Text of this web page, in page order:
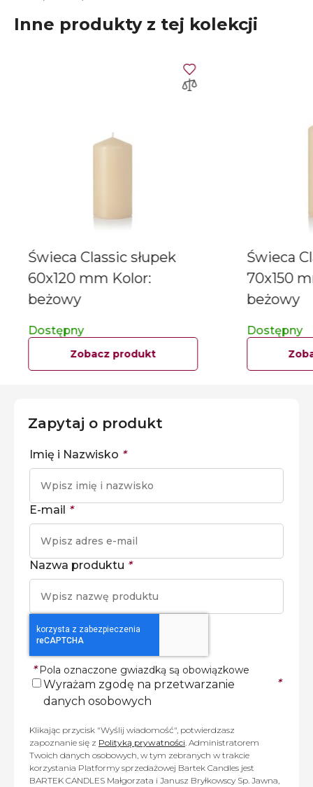
Inne produkty z tej kolekcji
Świeca Classic słupek
60x120 mm Kolor:
beżowy
Dostępny
Zobacz produkt
Świeca
70x150
beżowy
Dostępny
Zapytaj o produkt
Imię i Nazwisko *
E-mail *
Nazwa produktu *
* Pola oznaczone gwiazdką są obowiązkowe
Wyrażam zgodę na przetwarzanie
danych osobowych
*
Klikając przycisk "Wyślij wiadomość", potwierdzasz
zapoznanie się z Polityką prywatności . Administratorem
Twoich danych osobowych, w tym zebranych w trakcie
korzystania Platformy sprzedażowej Bartek Candles jest
BARTEK CANDLES Małgorzata i Janusz Bryłkowscy Sp. Jawna,